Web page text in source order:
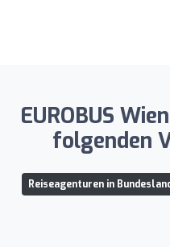
EUROBUS
folgenden
Reiseagenturen in